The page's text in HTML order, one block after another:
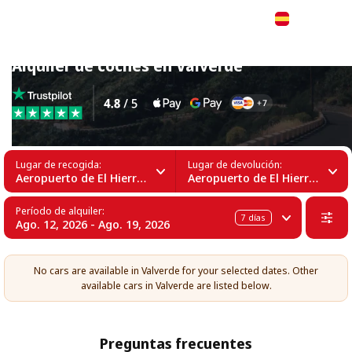
Alquiler de coches en Valverde
Lugar de recogida:
Aeropuerto de El Hierro (VDE)
Lugar de devolución:
Aeropuerto de El Hierro (VDE)
Período de alquiler:
Ago. 12, 2026 - Ago. 19, 2026 7 días
No cars are available in Valverde for your selected dates. Other
available cars in Valverde are listed below.
Preguntas frecuentes